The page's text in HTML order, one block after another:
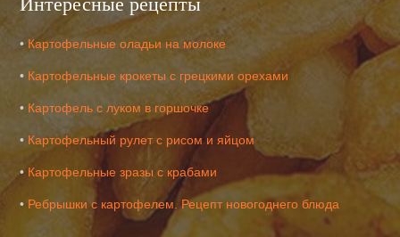
• Картофельные оладьи на молоке
• Картофельные крокеты с грецкими орехами
• Картофель с луком в горшочке
• Картофельный рулет с рисом и яйцом
• Картофельные зразы с крабами
• Ребрышки с картофелем. Рецепт новогоднего блюда